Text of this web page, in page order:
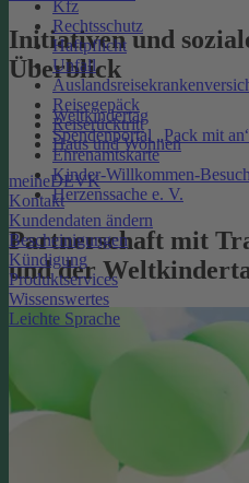
Kfz
Rechtsschutz
Haftpflicht
Unfall
Reisegepäck
Reiserücktritt
Haus und Wohnen
meineDEVK
Kontakt
Kundendaten ändern
Bescheinigungen
Kündigung
Produktservices
Wissenswertes
Leichte Sprache
Initiativen und
Überblick
Weltkindertag
Spendenportal „Pack mit
Ehrenamtskarte
Kinder-Willkommen-
Herzenssache e. V.
Partnerschaft mit
und der